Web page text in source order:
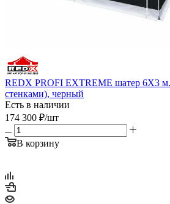
REDX PROFI EXTREME шатер 6Х3
стенками), черный
Есть в наличии
174 300 ₽/шт
В корзину